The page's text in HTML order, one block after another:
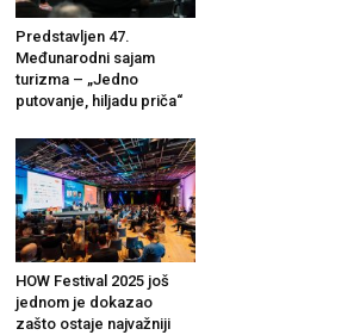
Predstavljen 47.
Međunarodni sajam
turizma – „Jedno
putovanje, hiljadu priča“
HOW Festival 2025 još
jednom je dokazao
zašto ostaje najvažniji